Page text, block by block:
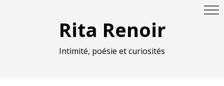
Rita Renoir
Intimité, poésie et curiosités